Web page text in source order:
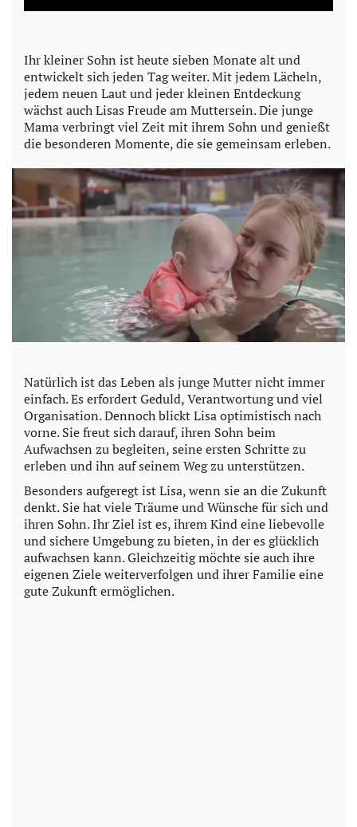
a
y
V
i
e
o
Ihr kleiner Sohn ist heute sieben Monate alt und
entwickelt sich jeden Tag weiter. Mit jedem Lächeln,
jedem neuen Laut und jeder kleinen Entdeckung
wächst auch Lisas Freude am Muttersein. Die junge
Mama verbringt viel Zeit mit ihrem Sohn und genießt
die besonderen Momente, die sie gemeinsam erleben.
Natürlich ist das Leben als junge Mutter nicht immer
einfach. Es erfordert Geduld, Verantwortung und viel
Organisation. Dennoch blickt Lisa optimistisch nach
vorne. Sie freut sich darauf, ihren Sohn beim
Aufwachsen zu begleiten, seine ersten Schritte zu
erleben und ihn auf seinem Weg zu unterstützen.
Besonders aufgeregt ist Lisa, wenn sie an die Zukunft
denkt. Sie hat viele Träume und Wünsche für sich und
ihren Sohn. Ihr Ziel ist es, ihrem Kind eine liebevolle
und sichere Umgebung zu bieten, in der es glücklich
aufwachsen kann. Gleichzeitig möchte sie auch ihre
eigenen Ziele weiterverfolgen und ihrer Familie eine
gute Zukunft ermöglichen.